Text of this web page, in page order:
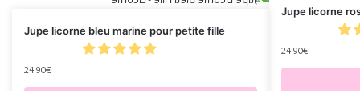
Jupe licorne bleu marine pour petite fille
24.90€
Jupe licorne
24.90€